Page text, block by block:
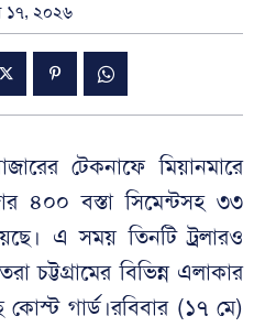
১৭, ২০২৬
টেকনাফে মিয়ানমারে
৪০০ বস্তা সিমেন্টসহ ৩৩
এ সময় তিনটি ট্রলারও
বিভিন্ন এলাকার
কোস্ট গার্ড।রবিবার (১৭ মে)